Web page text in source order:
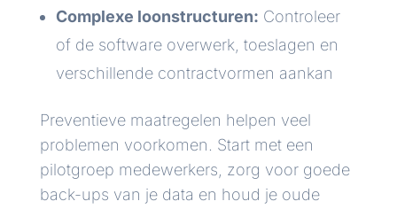
Complexe loonstructuren: Controleer
of de software overwerk, toeslagen en
verschillende contractvormen aankan
Preventieve maatregelen helpen veel
problemen voorkomen. Start met een
pilotgroep medewerkers, zorg voor goede
back-ups van je data en houd je oude